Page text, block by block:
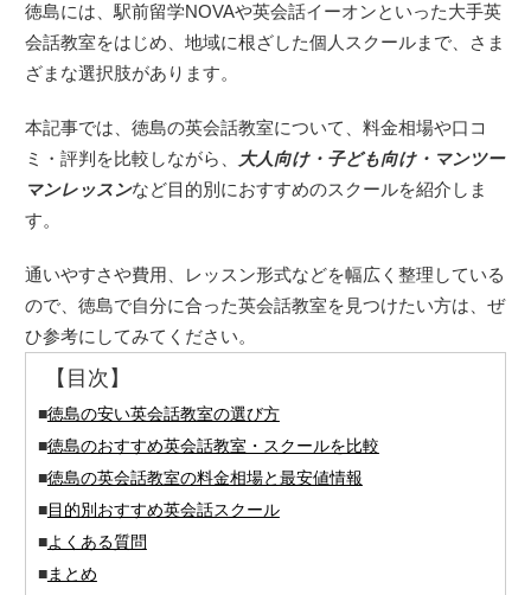
徳島には、駅前留学NOVAや英会話イーオンといった大手英
会話教室をはじめ、地域に根ざした個人スクールまで、さま
ざまな選択肢があります。
本記事では、徳島の英会話教室について、料金相場や口コ
ミ・評判を比較しながら、
大人向け・子ども向け・マンツー
マンレッスンなど目的別におすすめのスクールを紹介しま
す。
通いやすさや費用、レッスン形式などを幅広く整理している
ので、徳島で自分に合った英会話教室を見つけたい方は、ぜ
ひ参考にしてみてください。
【目次】
■徳島の安い英会話教室の選び方
■徳島のおすすめ英会話教室・スクールを比較
■徳島の英会話教室の料金相場と最安値情報
■目的別おすすめ英会話スクール
■よくある質問
■まとめ